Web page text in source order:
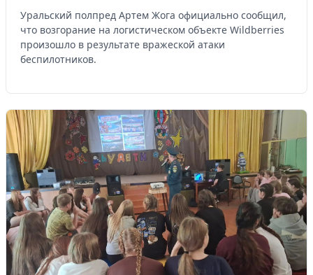
Уральский полпред Артем Жога официально сообщил,
что возгорание на логистическом объекте Wildberries
произошло в результате вражеской атаки
беспилотников.